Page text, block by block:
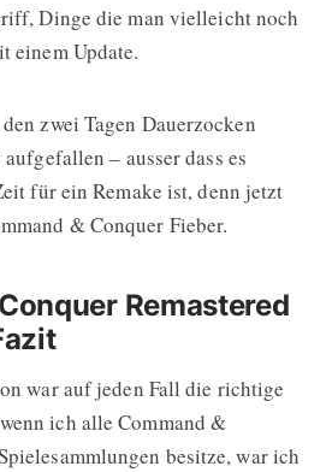
Dinge die man vielleicht noch
einem Update.
zwei Tagen Dauerzocken
– ausser dass es
für ein Remake ist, denn jetzt
& Conquer Fieber.
Remastered
war auf jeden Fall die richtige
ich alle Command &
besitze, war ich